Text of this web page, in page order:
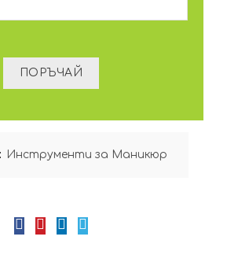
Инструменти за Маникюр